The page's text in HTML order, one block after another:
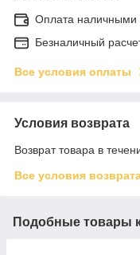
Оплата наличными
Безналичный
Все условия оплаты
Условия возврата
Возврат товара в
Все условия
Подобные товары